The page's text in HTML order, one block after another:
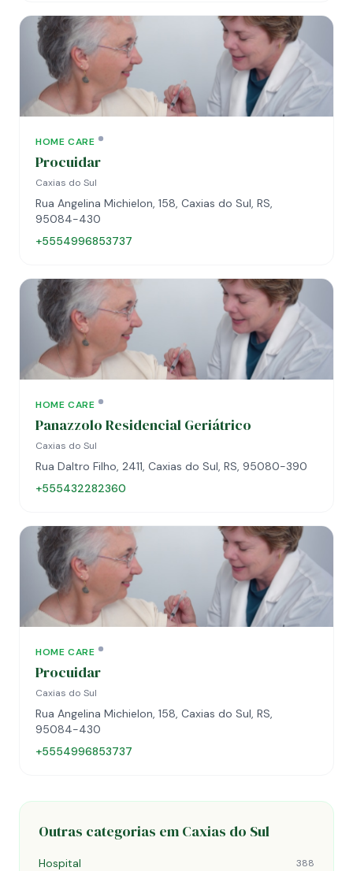
HOME CARE
Procuidar
Caxias do Sul
Rua Angelina Michielon, 158, Caxias do Sul, RS,
95084-430
+5554996853737
HOME CARE
Panazzolo Residencial Geriátrico
Caxias do Sul
Rua Daltro Filho, 2411, Caxias do Sul, RS, 95080-390
+555432282360
HOME CARE
Procuidar
Caxias do Sul
Rua Angelina Michielon, 158, Caxias do Sul, RS,
95084-430
+5554996853737
Outras categorias em Caxias do Sul
Hospital 388